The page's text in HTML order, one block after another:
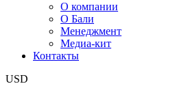
О компании
О Бали
Менеджмент
Медиа-кит
Контакты
USD